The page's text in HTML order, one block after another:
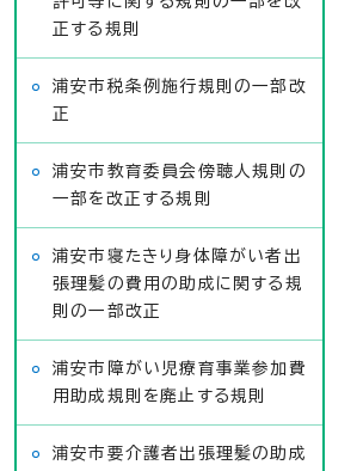
正する規則
浦安市税条例施行規則の一部改
正
浦安市教育委員会傍聴人規則の
一部を改正する規則
浦安市寝たきり身体障がい者出
張理髪の費用の助成に関する規
則の一部改正
浦安市障がい児療育事業参加費
用助成規則を廃止する規則
浦安市要介護者出張理髪の助成